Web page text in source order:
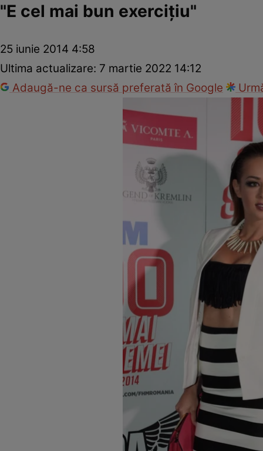
"E cel mai bun exerciţiu"
25 iunie 2014 4:58
Ultima actualizare: 7 martie 2022 14:12
Adaugă-ne ca sursă preferată în Google